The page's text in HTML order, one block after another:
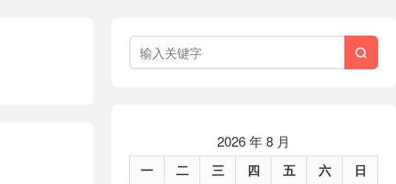

2026 年 8 月
一 二 三 四 五 六
日